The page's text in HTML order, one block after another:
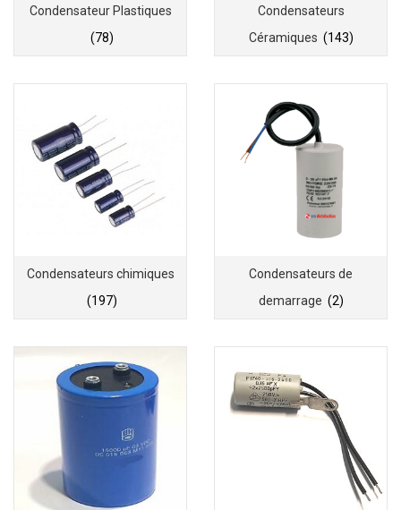
Condensateur Plastiques
(78)
Condensateurs
Céramiques (143)
Condensateurs chimiques
(197)
Condensateurs de
demarrage (2)